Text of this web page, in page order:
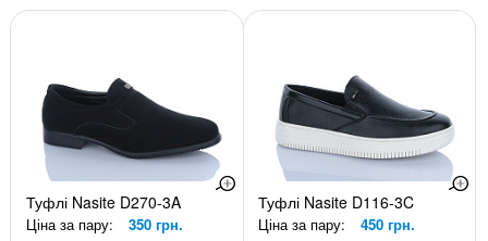
Туфлі Nasite D270-3A
Ціна за пару: 350 грн.
Туфлі Nasite D116-3C
Ціна за пару: 450 грн.